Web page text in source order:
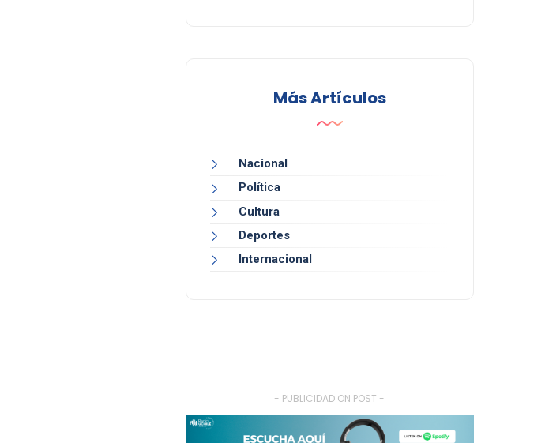
Más Artículos
Nacional
Política
Cultura
Deportes
Internacional
- PUBLICIDAD ON POST -